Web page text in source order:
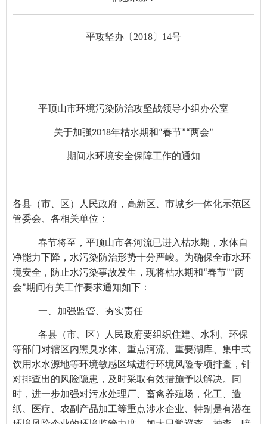
平攻坚办〔2018〕14号
平顶山市环境污染防治攻坚战领导小组办公室
关于加强2018年枯水期和“春节”“两会”
期间水环境安全保障工作的通知
各县（市、区）人民政府，高新区、市城乡一体化示范区
管委会、各相关单位：
春节将至，平顶山市各河流已进入枯水期，水体自
净能力下降，水污染防治形势十分严峻。为确保全市水环
境安全，防止水污染事故发生，现将枯水期和“春节”“两
会”期间有关工作要求通知如下：
一、加强监管、夯实责任
各县（市、区）人民政府要组织住建、水利、环保
等部门对辖区内黑臭水体、重点河流、重要湖库、集中式
饮用水水源地等环境敏感区域进行环境风险专项排查，针
对排查出的风险隐患，及时采取有效措施予以解决。同
时，进一步加强对污水处理厂、畜禽养殖场，化工、造
纸、医疗、农副产品加工等重点涉水企业、特别是有潜在